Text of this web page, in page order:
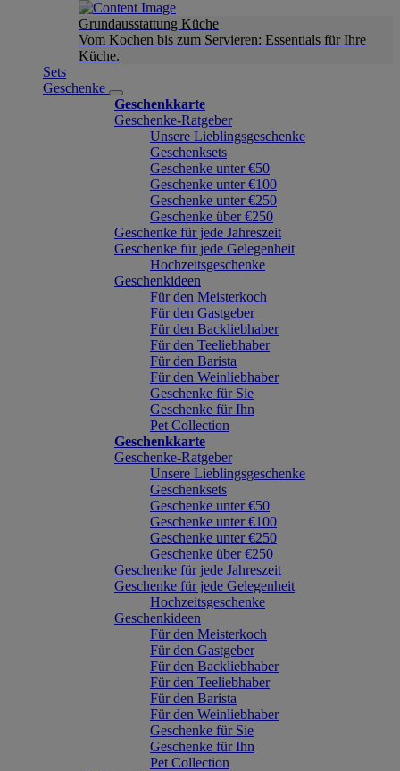
Grundausstattung Küche
Vom Kochen bis zum Servieren: Essentials für Ihre
Küche.
Sets
Geschenke
Geschenkkarte
Geschenke-Ratgeber
Unsere Lieblingsgeschenke
Geschenksets
Geschenke unter €50
Geschenke unter €100
Geschenke unter €250
Geschenke über €250
Geschenke für jede Jahreszeit
Geschenke für jede Gelegenheit
Hochzeitsgeschenke
Geschenkideen
Für den Meisterkoch
Für den Gastgeber
Für den Backliebhaber
Für den Teeliebhaber
Für den Barista
Für den Weinliebhaber
Geschenke für Sie
Geschenke für Ihn
Pet Collection
Geschenkkarte
Geschenke-Ratgeber
Unsere Lieblingsgeschenke
Geschenksets
Geschenke unter €50
Geschenke unter €100
Geschenke unter €250
Geschenke über €250
Geschenke für jede Jahreszeit
Geschenke für jede Gelegenheit
Hochzeitsgeschenke
Geschenkideen
Für den Meisterkoch
Für den Gastgeber
Für den Backliebhaber
Für den Teeliebhaber
Für den Barista
Für den Weinliebhaber
Geschenke für Sie
Geschenke für Ihn
Pet Collection